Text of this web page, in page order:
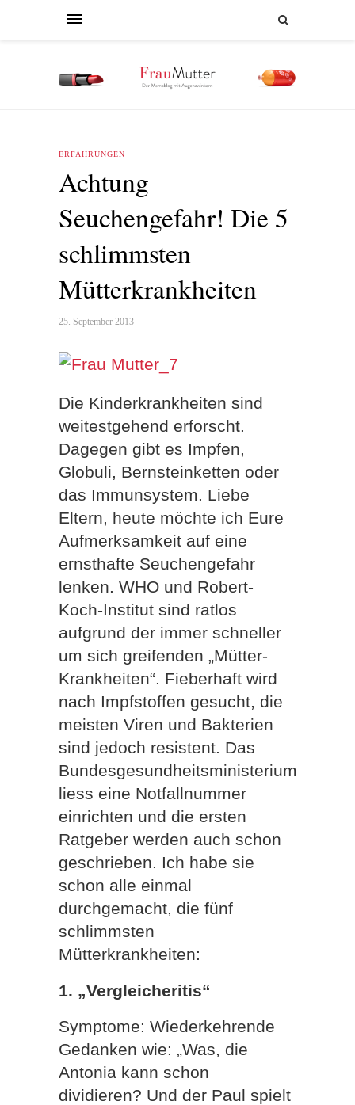
ERFAHRUNGEN
Achtung
Seuchengefahr! Die 5
schlimmsten
Mütterkrankheiten
25. September 2013
Die Kinderkrankheiten sind
weitestgehend erforscht.
Dagegen gibt es Impfen,
Globuli, Bernsteinketten oder
das Immunsystem. Liebe
Eltern, heute möchte ich Eure
Aufmerksamkeit auf eine
ernsthafte Seuchengefahr
lenken. WHO und Robert-
Koch-Institut sind ratlos
aufgrund der immer schneller
um sich greifenden „Mütter-
Krankheiten“. Fieberhaft wird
nach Impfstoffen gesucht, die
meisten Viren und Bakterien
sind jedoch resistent. Das
Bundesgesundheitsministerium
liess eine Notfallnummer
einrichten und die ersten
Ratgeber werden auch schon
geschrieben. Ich habe sie
schon alle einmal
durchgemacht, die fünf
schlimmsten
Mütterkrankheiten:
1. „Vergleicheritis“
Symptome: Wiederkehrende
Gedanken wie: „Was, die
Antonia kann schon
dividieren? Und der Paul spielt